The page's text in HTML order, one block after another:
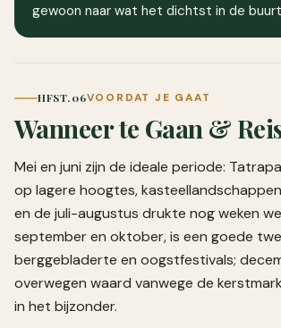
gewoon naar wat het dichtst in de
HFST. 06VOORDAT JE GAAT
Wanneer te Gaan &
Mei en juni zijn de ideale periode:
op lagere hoogtes, kasteellandschappen
en de juli-augustus drukte nog weken
september en oktober, is een goede
berggebladerte en oogstfestivals;
overwegen waard vanwege de
in het bijzonder.